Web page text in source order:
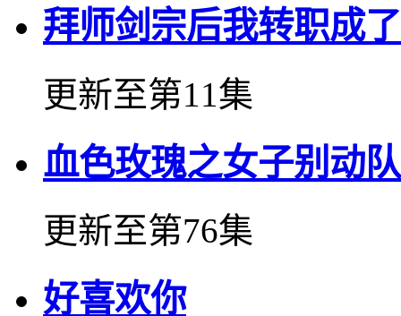
拜师剑宗后我转职成
更新至第11集
血色玫瑰之女子别动队
更新至第76集
好喜欢你